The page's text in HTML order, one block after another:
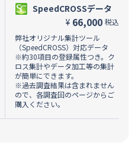
SpeedCROSSデータ
¥ 66,000 税込
弊社オリジナル集計ツール
（SpeedCROSS）対応データ
※約30項目の登録属性つき。ク
ロス集計やデータ加工等の集計
が簡単にできます。
※過去調査結果は含まれません
ので、各調査回のページからご
購入ください。